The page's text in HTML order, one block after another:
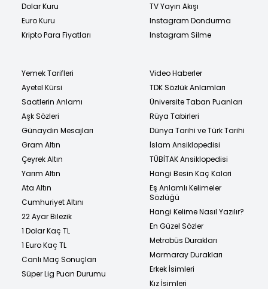
Dolar Kuru
Euro Kuru
Kripto Para Fiyatları
TV Yayın Akışı
Instagram Dondurma
Instagram Silme
Yemek Tarifleri
Ayetel Kürsi
Saatlerin Anlamı
Aşk Sözleri
Günaydın Mesajları
Gram Altın
Çeyrek Altın
Yarım Altın
Ata Altın
Cumhuriyet Altını
22 Ayar Bilezik
1 Dolar Kaç TL
1 Euro Kaç TL
Canlı Maç Sonuçları
Süper Lig Puan Durumu
Video Haberler
TDK Sözlük Anlamları
Üniversite Taban Puanları
Rüya Tabirleri
Dünya Tarihi ve Türk Tarihi
İslam Ansiklopedisi
TÜBİTAK Ansiklopedisi
Hangi Besin Kaç Kalori
Eş Anlamlı Kelimeler
Sözlüğü
Hangi Kelime Nasıl Yazılır?
En Güzel Sözler
Metrobüs Durakları
Marmaray Durakları
Erkek İsimleri
Kız İsimleri